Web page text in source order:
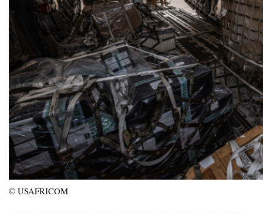
© USAFRICOM